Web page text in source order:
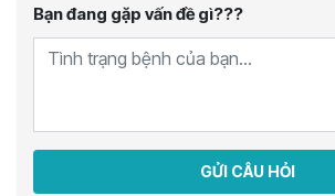
Bạn đang gặp vấn đề gì???
GỬI CÂU HỎI